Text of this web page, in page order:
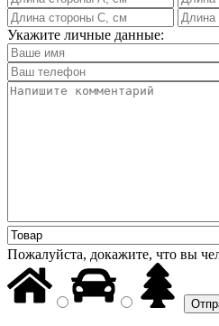
Укажите личные данные:
Пожалуйста, докажите, что вы